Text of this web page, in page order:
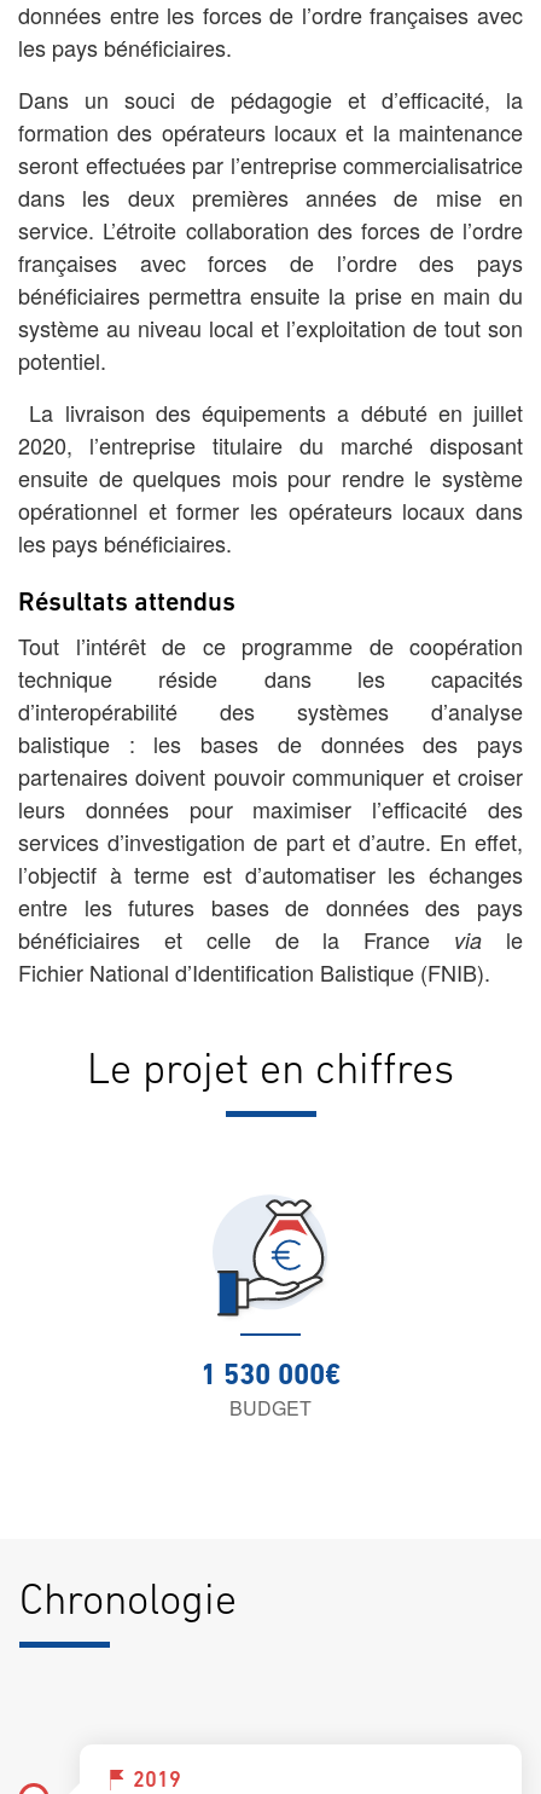
données entre les forces de l’ordre françaises avec
les pays bénéficiaires.
Dans un souci de pédagogie et d’efficacité, la
formation des opérateurs locaux et la maintenance
seront effectuées par l’entreprise commercialisatrice
dans les deux premières années de mise en
service. L’étroite collaboration des forces de l’ordre
françaises avec forces de l’ordre des pays
bénéficiaires permettra ensuite la prise en main du
système au niveau local et l’exploitation de tout son
potentiel.
La livraison des équipements a débuté en juillet
2020, l’entreprise titulaire du marché disposant
ensuite de quelques mois pour rendre le système
opérationnel et former les opérateurs locaux dans
les pays bénéficiaires.
Résultats attendus
Tout l’intérêt de ce programme de coopération
technique réside dans les capacités
d’interopérabilité des systèmes d’analyse
balistique : les bases de données des pays
partenaires doivent pouvoir communiquer et croiser
leurs données pour maximiser l’efficacité des
services d’investigation de part et d’autre. En effet,
l’objectif à terme est d’automatiser les échanges
entre les futures bases de données des pays
bénéficiaires et celle de la France via le
Fichier National d’Identification Balistique (FNIB).
Le projet en chiffres
1 530 000€
BUDGET
Chronologie
2019